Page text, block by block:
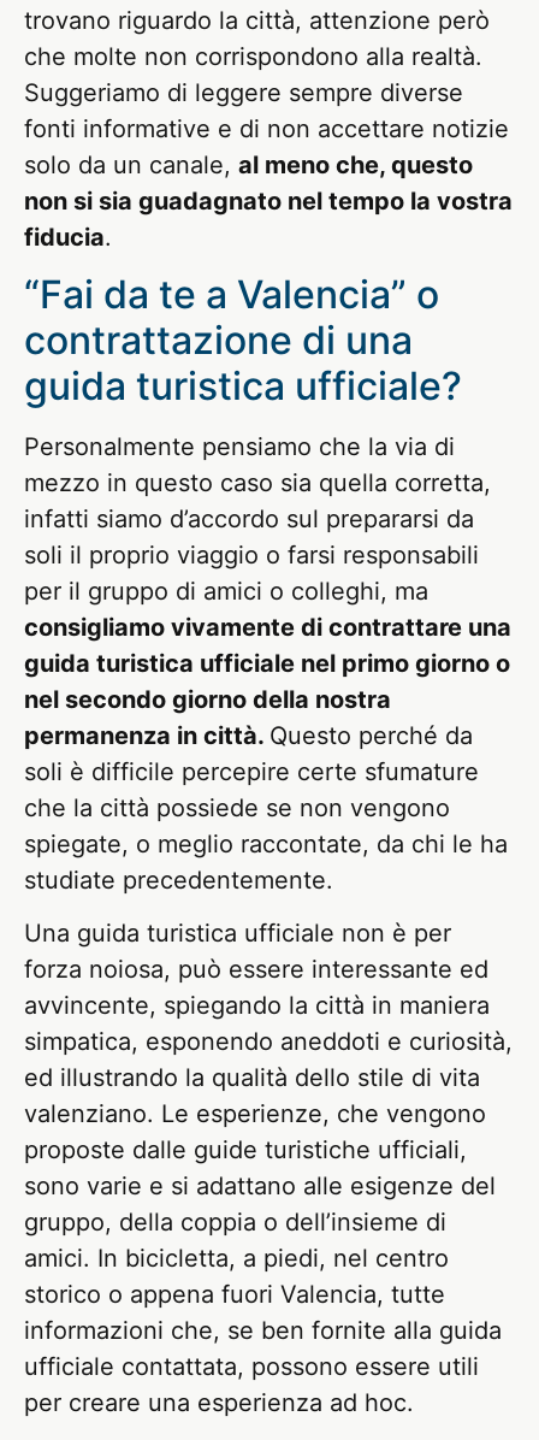
trovano riguardo la città, attenzione però
che molte non corrispondono alla realtà.
Suggeriamo di leggere sempre diverse
fonti informative e di non accettare notizie
solo da un canale, al meno che, questo
non si sia guadagnato nel tempo la vostra
fiducia.
“Fai da te a Valencia” o
contrattazione di una
guida turistica ufficiale?
Personalmente pensiamo che la via di
mezzo in questo caso sia quella corretta,
infatti siamo d’accordo sul prepararsi da
soli il proprio viaggio o farsi responsabili
per il gruppo di amici o colleghi, ma
consigliamo vivamente di contrattare una
guida turistica ufficiale nel primo giorno o
nel secondo giorno della nostra
permanenza in città. Questo perché da
soli è difficile percepire certe sfumature
che la città possiede se non vengono
spiegate, o meglio raccontate, da chi le ha
studiate precedentemente.
Una guida turistica ufficiale non è per
forza noiosa, può essere interessante ed
avvincente, spiegando la città in maniera
simpatica, esponendo aneddoti e curiosità,
ed illustrando la qualità dello stile di vita
valenziano. Le esperienze, che vengono
proposte dalle guide turistiche ufficiali,
sono varie e si adattano alle esigenze del
gruppo, della coppia o dell’insieme di
amici. In bicicletta, a piedi, nel centro
storico o appena fuori Valencia, tutte
informazioni che, se ben fornite alla guida
ufficiale contattata, possono essere utili
per creare una esperienza ad hoc.